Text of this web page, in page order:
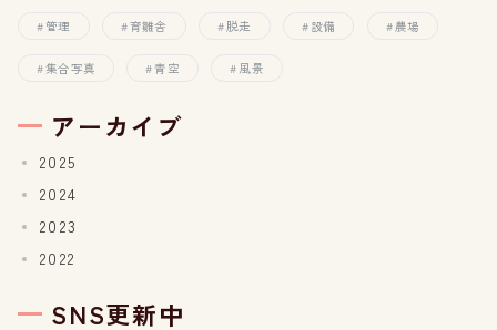
管理 育雛舎 脱走 設備 農場
集合写真 青空 風景
アーカイブ
2025
2024
2023
2022
SNS更新中